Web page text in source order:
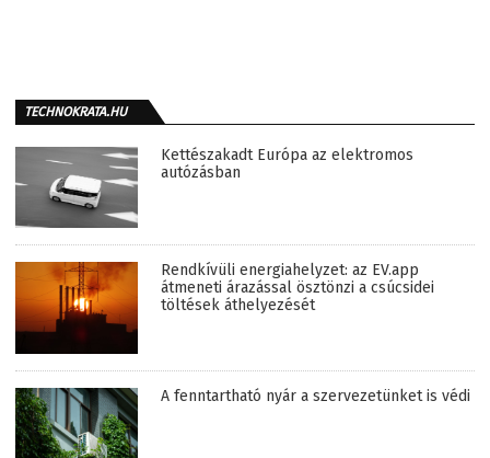
TECHNOKRATA.HU
Kettészakadt Európa az elektromos
autózásban
Rendkívüli energiahelyzet: az EV.app
átmeneti árazással ösztönzi a csúcsidei
töltések áthelyezését
A fenntartható nyár a szervezetünket is védi